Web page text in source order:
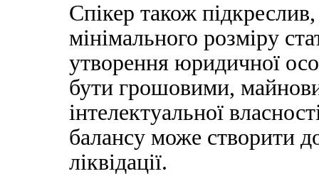
Спікер також
мінімального розміру
утворення юридичної
бути грошовими,
інтелектуальної
балансу може створити
ліквідації.